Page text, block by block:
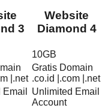
3
Website
Diamond 4
10GB
|.net
Gratis Domain
.co.id |.com |.net
Unlimited Email
Account